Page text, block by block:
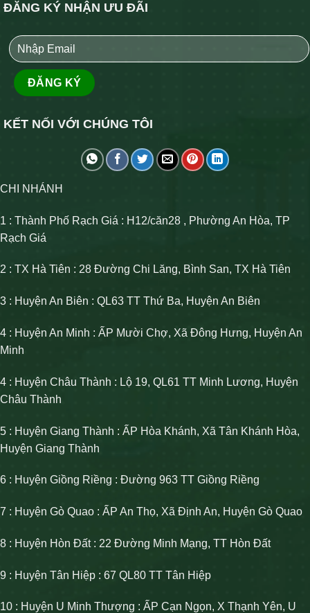
ĐĂNG KÝ NHẬN ƯU ĐÃI
KẾT NỐI VỚI CHÚNG TÔI
CHI NHÁNH
1 : Thành Phố Rạch Giá : H12/căn28 , Phường An Hòa, TP
Rạch Giá
2 : TX Hà Tiên : 28 Đường Chi Lăng, Bình San, TX Hà Tiên
3 : Huyện An Biên : QL63 TT Thứ Ba, Huyện An Biên
4 : Huyện An Minh : ẤP Mười Chợ, Xã Đông Hưng, Huyện An
Minh
4 : Huyện Châu Thành : Lộ 19, QL61 TT Minh Lương, Huyện
Châu Thành
5 : Huyện Giang Thành : ẤP Hòa Khánh, Xã Tân Khánh Hòa,
Huyện Giang Thành
6 : Huyện Giồng Riềng : Đường 963 TT Giồng Riềng
7 : Huyện Gò Quao : ẤP An Thọ, Xã Định An, Huyện Gò Quao
8 : Huyện Hòn Đất : 22 Đường Minh Mạng, TT Hòn Đất
9 : Huyện Tân Hiệp : 67 QL80 TT Tân Hiệp
10 : Huyện U Minh Thượng : ẤP Cạn Ngọn, X Thạnh Yên, U